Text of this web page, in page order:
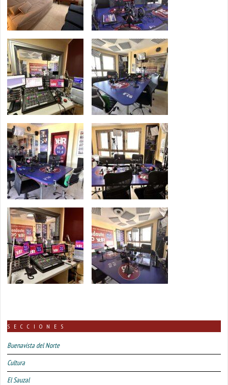
SECCIONES
Buenavista del Norte
Cultura
El Sauzal